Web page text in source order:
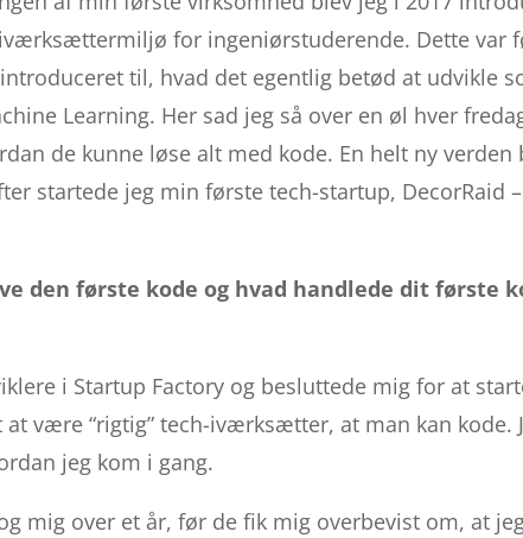
for ingeniørstuderende. Dette var
til, hvad det egentlig betød at udvikle
Learning. Her sad jeg så over en øl hver
de kunne løse alt med kode. En helt ny verden
startede jeg min første tech-startup, DecorRaid
den første kode og hvad handlede dit første
i Startup Factory og besluttede mig for at
være “rigtig” tech-iværksætter, at man kan kode.
jeg kom i gang.
mig over et år, før de fik mig overbevist om, at